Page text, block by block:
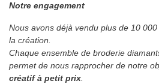
Notre engagement
Nous avons déjà vendu plus de 10
la création.
Chaque ensemble de broderie
permet de nous rapprocher de notre
créatif à petit prix